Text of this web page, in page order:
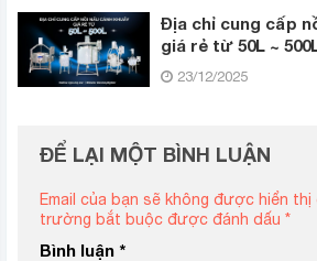
Địa chỉ cung cấp
giá rẻ từ 50L ~
23/12/2025
ĐỂ LẠI MỘT BÌNH LUẬN
Email của bạn sẽ không được hiển thị
trường bắt buộc được đánh dấu *
Bình luận *